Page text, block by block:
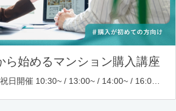
ら始めるマンション購入講座